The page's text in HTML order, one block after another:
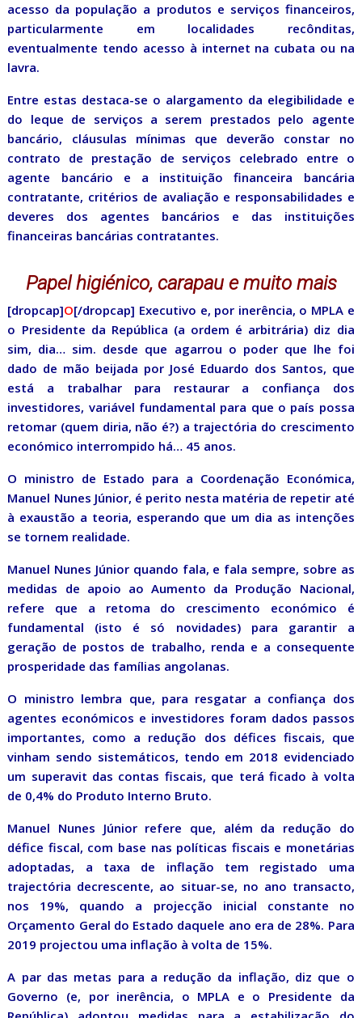
acesso da população a produtos e serviços financeiros,
particularmente em localidades recônditas,
eventualmente tendo acesso à internet na cubata ou na
lavra.
Entre estas destaca-se o alargamento da elegibilidade e
do leque de serviços a serem prestados pelo agente
bancário, cláusulas mínimas que deverão constar no
contrato de prestação de serviços celebrado entre o
agente bancário e a instituição financeira bancária
contratante, critérios de avaliação e responsabilidades e
deveres dos agentes bancários e das instituições
financeiras bancárias contratantes.
Papel higiénico, carapau e muito mais
[dropcap]O[/dropcap] Executivo e, por inerência, o MPLA e
o Presidente da República (a ordem é arbitrária) diz dia
sim, dia… sim. desde que agarrou o poder que lhe foi
dado de mão beijada por José Eduardo dos Santos, que
está a trabalhar para restaurar a confiança dos
investidores, variável fundamental para que o país possa
retomar (quem diria, não é?) a trajectória do crescimento
económico interrompido há… 45 anos.
O ministro de Estado para a Coordenação Económica,
Manuel Nunes Júnior, é perito nesta matéria de repetir até
à exaustão a teoria, esperando que um dia as intenções
se tornem realidade.
Manuel Nunes Júnior quando fala, e fala sempre, sobre as
medidas de apoio ao Aumento da Produção Nacional,
refere que a retoma do crescimento económico é
fundamental (isto é só novidades) para garantir a
geração de postos de trabalho, renda e a consequente
prosperidade das famílias angolanas.
O ministro lembra que, para resgatar a confiança dos
agentes económicos e investidores foram dados passos
importantes, como a redução dos défices fiscais, que
vinham sendo sistemáticos, tendo em 2018 evidenciado
um superavit das contas fiscais, que terá ficado à volta
de 0,4% do Produto Interno Bruto.
Manuel Nunes Júnior refere que, além da redução do
défice fiscal, com base nas políticas fiscais e monetárias
adoptadas, a taxa de inflação tem registado uma
trajectória decrescente, ao situar-se, no ano transacto,
nos 19%, quando a projecção inicial constante no
Orçamento Geral do Estado daquele ano era de 28%. Para
2019 projectou uma inflação à volta de 15%.
A par das metas para a redução da inflação, diz que o
Governo (e, por inerência, o MPLA e o Presidente da